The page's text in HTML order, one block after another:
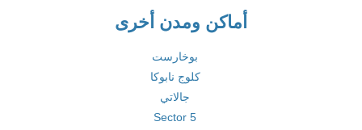
أماكن ومدن أخرى
بوخارست
كلوج نابوكا
جالاتي
Sector 5